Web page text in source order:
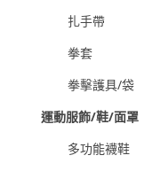
扎手帶
拳套
拳擊護具/袋
運動服飾/鞋/面罩
多功能襪鞋